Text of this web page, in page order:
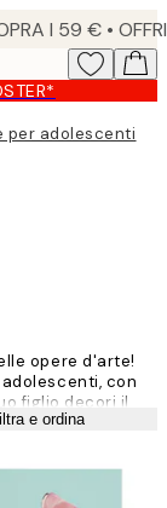
per adolescenti
opere d'arte!
con
figlio decori il
si sentirà felice
e ordina